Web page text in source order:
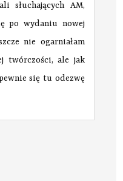
słuchających AM,
po wydaniu nowej
nie ogarniałam
twórczości, ale jak
się tu odezwę